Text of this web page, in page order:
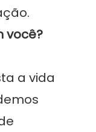
a vida